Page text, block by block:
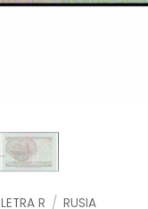
LETRA R / RUSIA